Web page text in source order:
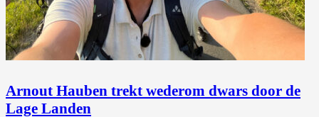
Arnout Hauben trekt wederom dwars door de
Lage Landen